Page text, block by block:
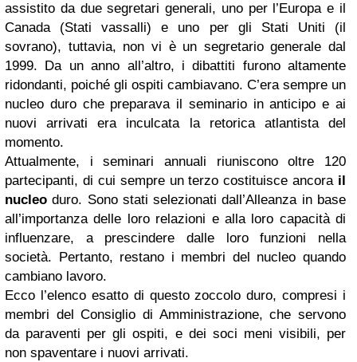
assistito da due segretari generali, uno per l’Europa e il
Canada (Stati vassalli) e uno per gli Stati Uniti (il
sovrano), tuttavia, non vi è un segretario generale dal
1999. Da un anno all’altro, i dibattiti furono altamente
ridondanti, poiché gli ospiti cambiavano. C’era sempre un
nucleo duro che preparava il seminario in anticipo e ai
nuovi arrivati era inculcata la retorica atlantista del
momento.
Attualmente, i seminari annuali riuniscono oltre 120
partecipanti, di cui sempre un terzo costituisce ancora il
nucleo duro. Sono stati selezionati dall’Alleanza in base
all’importanza delle loro relazioni e alla loro capacità di
influenzare, a prescindere dalle loro funzioni nella
società. Pertanto, restano i membri del nucleo quando
cambiano lavoro.
Ecco l’elenco esatto di questo zoccolo duro, compresi i
membri del Consiglio di Amministrazione, che servono
da paraventi per gli ospiti, e dei soci meni visibili, per
non spaventare i nuovi arrivati.